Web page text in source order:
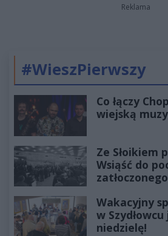
Reklama
#WieszPierwszy
Co łączy
wiejską
Ze Słoikiem
Wsiąść do
Wakacyjny
w
niedzielę!